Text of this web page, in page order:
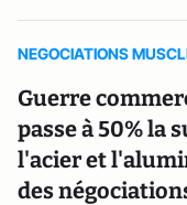
NEGOCIATIONS
Guerre
passe à 50% la
l'acier et
des